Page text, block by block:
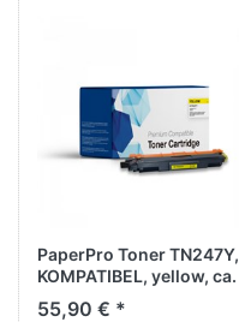
PaperPro Toner TN247Y,
KOMPATIBEL, yellow, ca.
2.300 Seiten
55,90 € *